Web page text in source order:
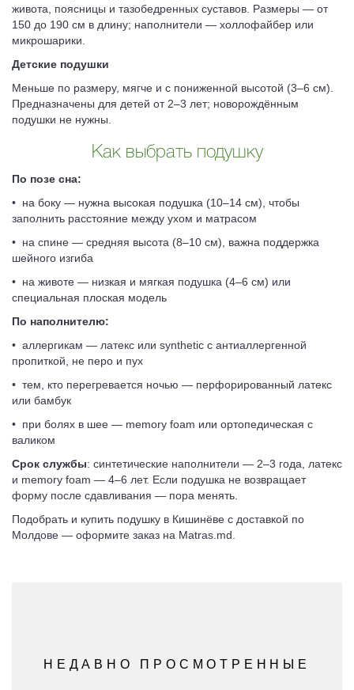
живота, поясницы и тазобедренных суставов. Размеры — от
150 до 190 см в длину; наполнители — холлофайбер или
микрошарики.
Детские подушки
Меньше по размеру, мягче и с пониженной высотой (3–6 см).
Предназначены для детей от 2–3 лет; новорождённым
подушки не нужны.
Как выбрать подушку
По позе сна:
• на боку — нужна высокая подушка (10–14 см), чтобы
заполнить расстояние между ухом и матрасом
• на спине — средняя высота (8–10 см), важна поддержка
шейного изгиба
• на животе — низкая и мягкая подушка (4–6 см) или
специальная плоская модель
По наполнителю:
• аллергикам — латекс или synthetic с антиаллергенной
пропиткой, не перо и пух
• тем, кто перегревается ночью — перфорированный латекс
или бамбук
• при болях в шее — memory foam или ортопедическая с
валиком
Срок службы: синтетические наполнители — 2–3 года, латекс
и memory foam — 4–6 лет. Если подушка не возвращает
форму после сдавливания — пора менять.
Подобрать и купить подушку в Кишинёве с доставкой по
Молдове — оформите заказ на Matras.md.
НЕДАВНО ПРОСМОТРЕННЫЕ